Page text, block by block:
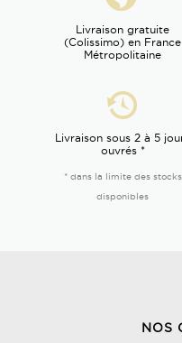
Livraison gratuite
(Colissimo) en France
Métropolitaine
Livraison sous 2 à 5
ouvrés *
* dans la limite des stocks
disponibles
NOS